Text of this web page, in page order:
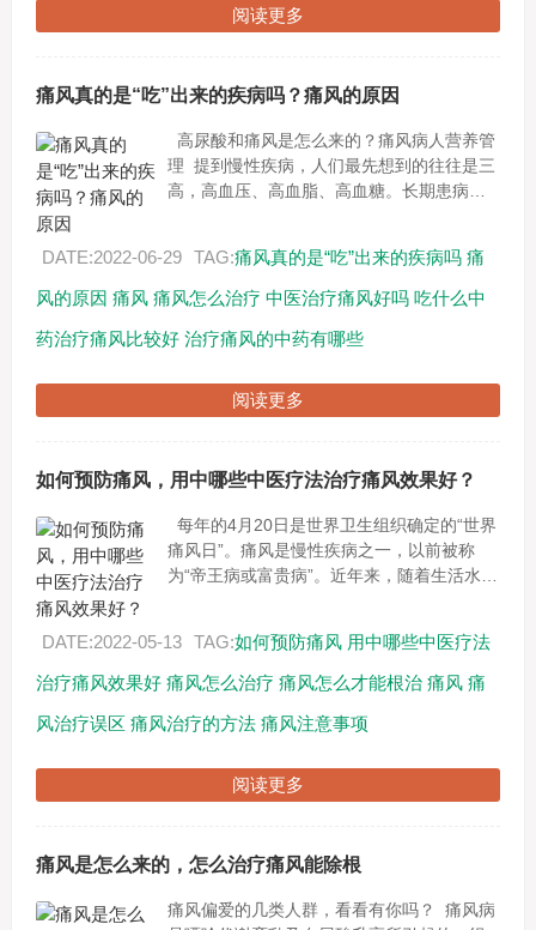
阅读更多
痛风真的是“吃”出来的疾病吗？痛风的原因
高尿酸和痛风是怎么来的？痛风病人营养管
理 提到慢性疾病，人们最先想到的往往是三
高，高血压、高血脂、高血糖。长期患病
DATE:2022-06-29 TAG:痛风真的是“吃”出来的疾病吗 痛
风的原因 痛风 痛风怎么治疗 中医治疗痛风好吗 吃什么中
药治疗痛风比较好 治疗痛风的中药有哪些
阅读更多
如何预防痛风，用中哪些中医疗法治疗痛风效果好？
每年的4月20日是世界卫生组织确定的“世界
痛风日”。痛风是慢性疾病之一，以前被称
为“帝王病或富贵病”。近年来，随着生活水平
DATE:2022-05-13 TAG:如何预防痛风 用中哪些中医疗法
治疗痛风效果好 痛风怎么治疗 痛风怎么才能根治 痛风 痛
风治疗误区 痛风治疗的方法 痛风注意事项
阅读更多
痛风是怎么来的，怎么治疗痛风能除根
痛风偏爱的几类人群，看看有你吗？ 痛风病